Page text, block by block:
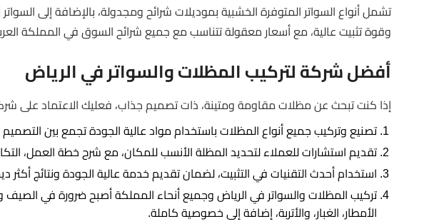
تشمل أنواع السواتر المتوفرة الخشبية بموديلات شرائح ومجدولة، بالإضافة إلى
وقوة تثبيت عالية، مع أسعار معقولة تتناسب مع جميع شرائح السوق في المملكة
أفضل شركة لتركيب المظلات والسواتر في الرياض
إذا كنت تبحث عن مظلات مقاومة ومتينة، ذات تصميم جذاب، فعليك الاعتماد على
تصنيع وتركيب جميع أنواع المظلات باستخدام مواد عالية الجودة تجمع بين التصميم
تقديم استشارات للعملاء لتحديد المظلة الأنسب للمكان، مع شرح خطة العمل،
استخدام أحدث التقنيات في التثبيت، لضمان تقديم خدمة عالية الجودة ونتائج أكثر
تركيب المظلات والسواتر في الرياض وجميع أنحاء المملكة أصبح ضرورة في
الأمطار، الغبار، والأتربة، إضافة إلى خصوصية كاملة.